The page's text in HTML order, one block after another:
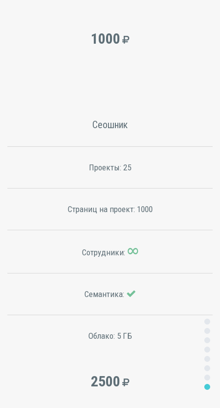
1000
Сеошник
Проекты: 25
Страниц на проект: 1000
Сотрудники:
Семантика:
Облако: 5 ГБ
2500